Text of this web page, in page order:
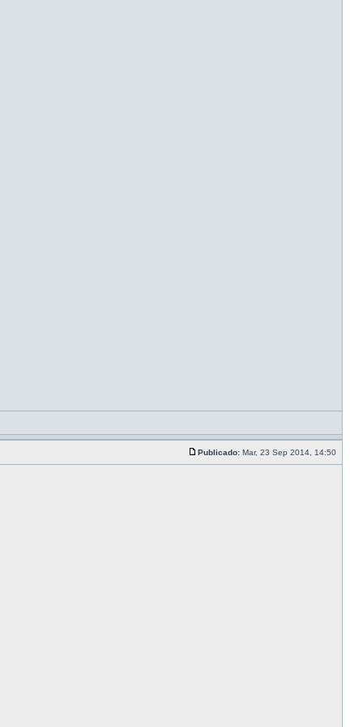
Publicado: Mar, 23 Sep 2014, 14:50